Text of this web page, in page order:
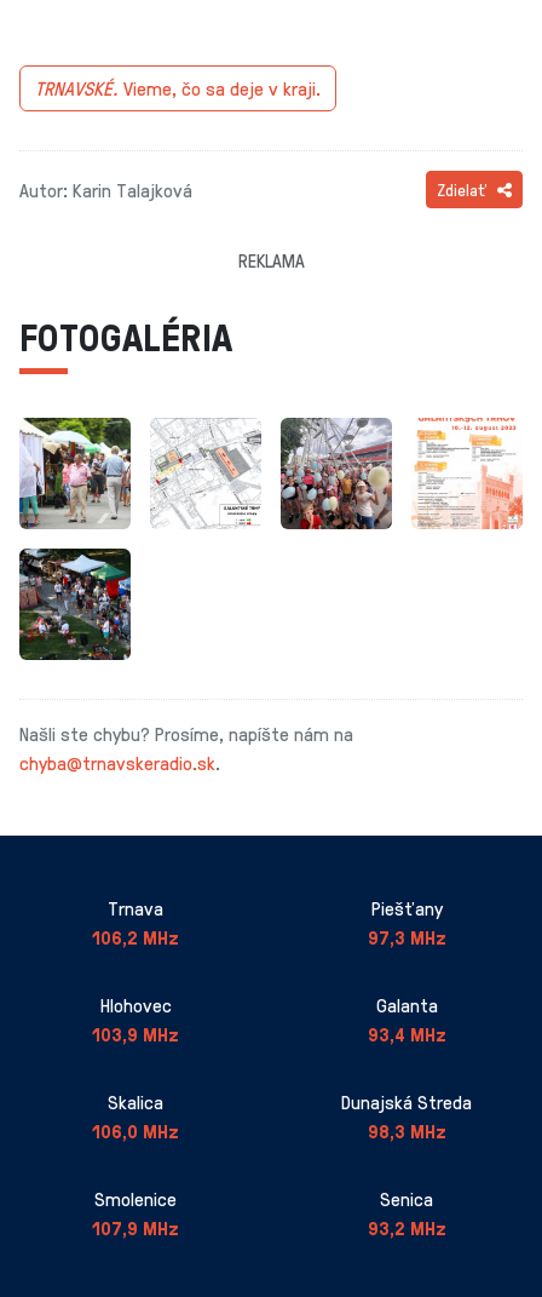
TRNAVSKÉ. Vieme, čo sa deje v kraji.
Autor: Karin Talajková Zdielať
REKLAMA
FOTOGALÉRIA
Našli ste chybu? Prosíme, napíšte nám na
chyba@trnavskeradio.sk.
Trnava
106,2 MHz
Piešťany
97,3 MHz
Hlohovec
103,9 MHz
Galanta
93,4 MHz
Skalica
106,0 MHz
Dunajská Streda
98,3 MHz
Smolenice
107,9 MHz
Senica
93,2 MHz